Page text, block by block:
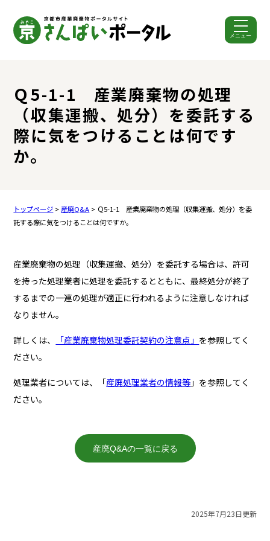
メニュー
Ｑ5-1-1 産業廃棄物の処理
（収集運搬、処分）を委託する
際に気をつけることは何です
か。
トップページ > 産廃Q&A > Ｑ5-1-1 産業廃棄物の処理（収集運搬、処分）を委
託する際に気をつけることは何ですか。
産業廃棄物の処理（収集運搬、処分）を委託する場合は、許可
を持った処理業者に処理を委託するとともに、最終処分が終了
するまでの一連の処理が適正に行われるように注意しなければ
なりません。
詳しくは、 「産業廃棄物処理委託契約の注意点」 を参照してく
ださい。
処理業者については、「産廃処理業者の情報等 」を参照してく
ださい。
産廃Q&Aの一覧に戻る
2025年7月23日更新